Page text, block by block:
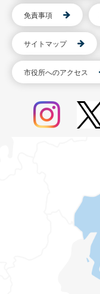
免責事項
サイトマップ
市役所へのアクセス